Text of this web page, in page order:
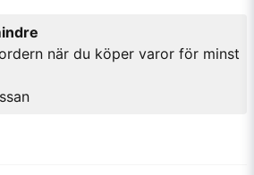
när du köper varor för minst